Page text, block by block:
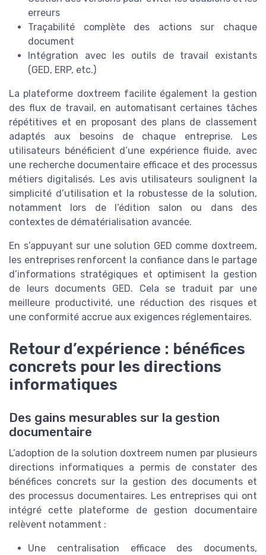
erreurs
Traçabilité complète des actions sur chaque
document
Intégration avec les outils de travail existants
(GED, ERP, etc.)
La plateforme doxtreem facilite également la gestion
des flux de travail, en automatisant certaines tâches
répétitives et en proposant des plans de classement
adaptés aux besoins de chaque entreprise. Les
utilisateurs bénéficient d’une expérience fluide, avec
une recherche documentaire efficace et des processus
métiers digitalisés. Les avis utilisateurs soulignent la
simplicité d’utilisation et la robustesse de la solution,
notamment lors de l’édition salon ou dans des
contextes de dématérialisation avancée.
En s’appuyant sur une solution GED comme doxtreem,
les entreprises renforcent la confiance dans le partage
d’informations stratégiques et optimisent la gestion
de leurs documents GED. Cela se traduit par une
meilleure productivité, une réduction des risques et
une conformité accrue aux exigences réglementaires.
Retour d’expérience : bénéfices
concrets pour les directions
informatiques
Des gains mesurables sur la gestion
documentaire
L’adoption de la solution doxtreem numen par plusieurs
directions informatiques a permis de constater des
bénéfices concrets sur la gestion des documents et
des processus documentaires. Les entreprises qui ont
intégré cette plateforme de gestion documentaire
relèvent notamment :
Une centralisation efficace des documents,